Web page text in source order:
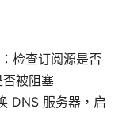
检查订阅源是否
被阻塞
DNS 服务器，启